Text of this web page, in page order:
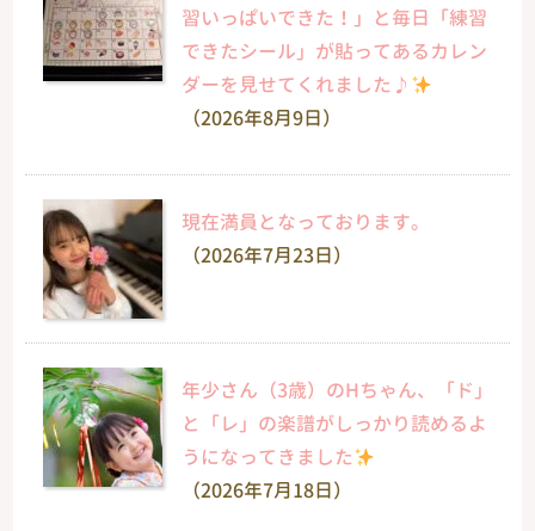
習いっぱいできた！」と毎日「練習
できたシール」が貼ってあるカレン
ダーを見せてくれました♪
（2026年8月9日）
現在満員となっております。
（2026年7月23日）
年少さん（3歳）のHちゃん、「ド」
と「レ」の楽譜がしっかり読めるよ
うになってきました
（2026年7月18日）